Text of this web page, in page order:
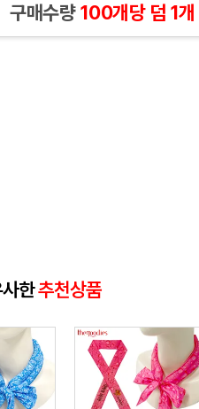
구매수량100개당 덤 1개
한추천상품